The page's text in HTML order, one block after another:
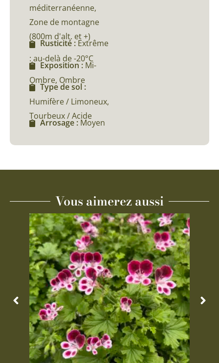
méditerranéenne,
Zone de montagne
(800m d'alt. et +)
Rusticité : Extrême
: au-delà de -20°C
Exposition :Mi-
Ombre, Ombre
Type de sol :
Humifère / Limoneux,
Tourbeux / Acide
Arrosage : Moyen
Vous aimerez aussi